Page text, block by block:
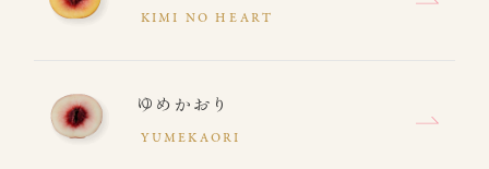
KIMI NO HEART
ゆめかおり
YUMEKAORI